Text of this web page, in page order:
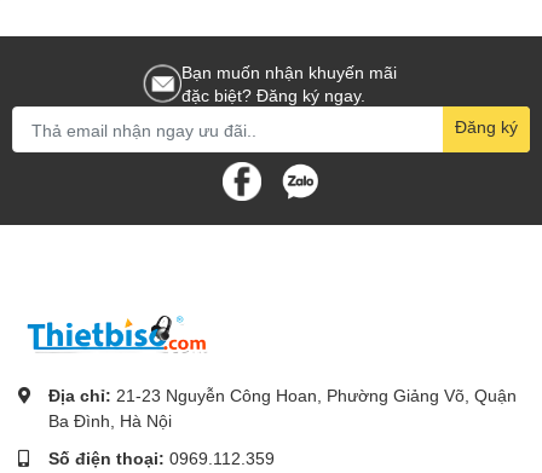
Bạn muốn nhận khuyến mãi
đặc biệt? Đăng ký ngay.
Đăng ký
Địa chỉ: 21-23 Nguyễn Công Hoan, Phường Giảng Võ, Quận
Ba Đình, Hà Nội
Số điện thoại: 0969.112.359